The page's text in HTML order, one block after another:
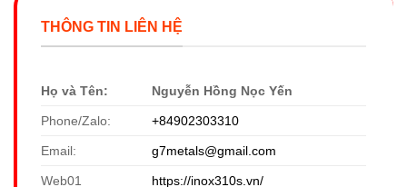
THÔNG TIN LIÊN HỆ
Họ và Tên: Nguyễn Hồng Nọc Yến
Phone/Zalo: +84902303310
Email: g7metals@gmail.com
Web01 https://inox310s.vn/